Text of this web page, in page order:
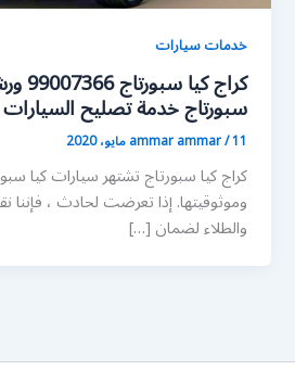
خدمات سيارات
كراج
سبورتاج خدمة تصليح السيارات
ammar ammar/11 مايو، 2020
كراج كيا سبورتاج تشتهر سيارات كيا
وموثوقيتها. إذا تعرضت لحادث ،
والطلاء لضمان […]